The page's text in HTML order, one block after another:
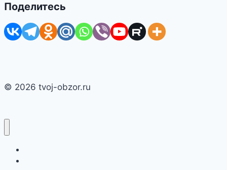
Поделитесь
© 2026 tvoj-obzor.ru